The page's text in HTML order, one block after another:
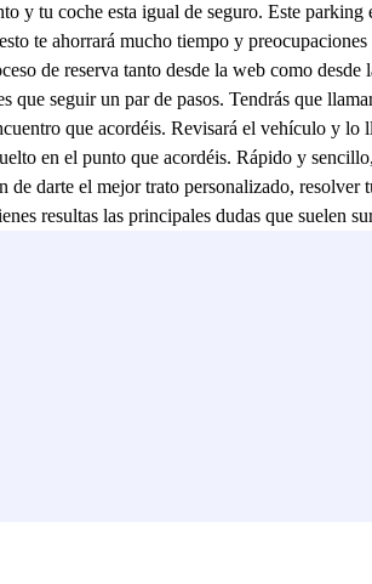
tu coche esta igual de seguro. Este
te ahorrará mucho tiempo y
de reserva tanto desde la web como
seguir un par de pasos. Tendrás que
que acordéis. Revisará el vehículo y lo
en el punto que acordéis. Rápido y
darte el mejor trato personalizado,
resultas las principales dudas que suelen